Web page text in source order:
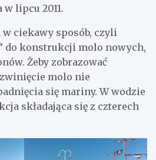
lipcu 2011.
w ciekawy sposób, czyli
do konstrukcji molo nowych,
Żeby zobrazować
molo nie
się mariny. W wodzie
składająca się z czterech